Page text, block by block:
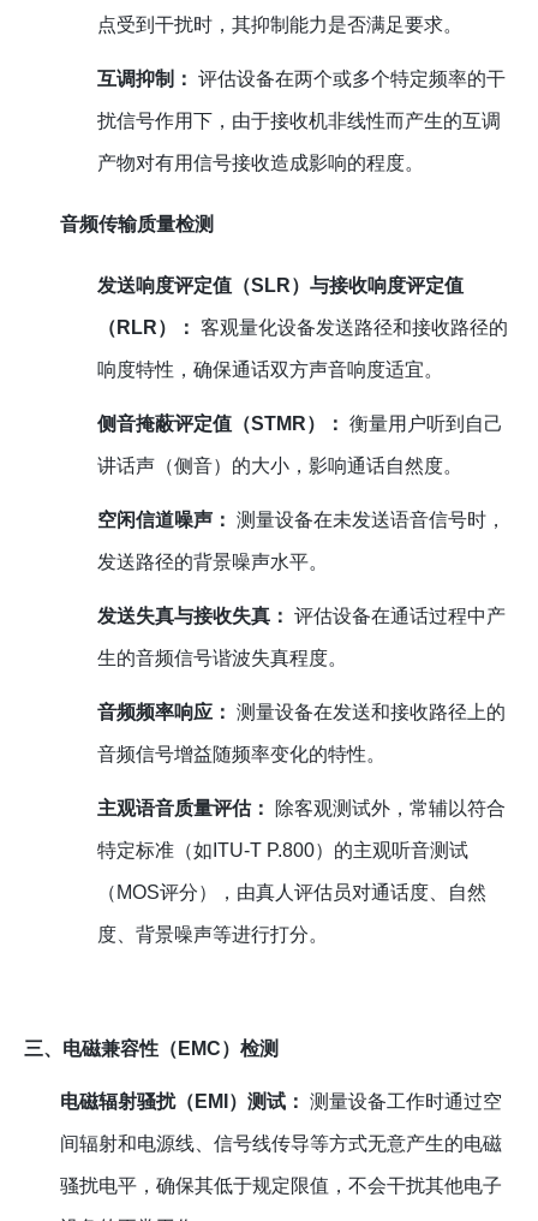
点受到干扰时，其抑制能力是否满足要求。
互调抑制： 评估设备在两个或多个特定频率的干
扰信号作用下，由于接收机非线性而产生的互调
产物对有用信号接收造成影响的程度。
音频传输质量检测
发送响度评定值（SLR）与接收响度评定值
（RLR）： 客观量化设备发送路径和接收路径的
响度特性，确保通话双方声音响度适宜。
侧音掩蔽评定值（STMR）： 衡量用户听到自己
讲话声（侧音）的大小，影响通话自然度。
空闲信道噪声： 测量设备在未发送语音信号时，
发送路径的背景噪声水平。
发送失真与接收失真： 评估设备在通话过程中产
生的音频信号谐波失真程度。
音频频率响应： 测量设备在发送和接收路径上的
音频信号增益随频率变化的特性。
主观语音质量评估： 除客观测试外，常辅以符合
特定标准（如ITU-T P.800）的主观听音测试
（MOS评分），由真人评估员对通话度、自然
度、背景噪声等进行打分。
三、电磁兼容性（EMC）检测
电磁辐射骚扰（EMI）测试： 测量设备工作时通过空
间辐射和电源线、信号线传导等方式无意产生的电磁
骚扰电平，确保其低于规定限值，不会干扰其他电子